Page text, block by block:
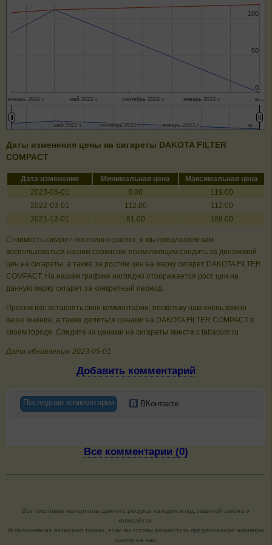
январь 2022 г. май 2022 г. сентябрь 2022 г. январь 2023 г. м…
0
0
50
50
100
100
май 2022 г.
май 2022 г. сентябрь 2022 г.
сентябрь 2022 г. январь 2023 г.
январь 2023 г. м…
м…
Даты изменения цены на сигареты DAKOTA FILTER
COMPACT
Дата изменения Минимальная цена
Максимальная цена
2023-05-01
0.00
119.00
2022-03-01
112.00
112.00
2021-12-01
81.00 108.00
Стоимость сигарет постоянно растет, и мы предлагаем вам
воспользоваться нашим сервисом, позволяющим следить за динамикой
цен на сигареты, а также за ростом цен на марку сигарет DAKOTA FILTER
COMPACT. На нашем графике наглядно отображается рост цен на
данную марку сигарет за конкретный период.
Просим вас оставлять свои комментарии, поскольку нам очень важно
ваше мнение, а также делиться ценами на DAKOTA FILTER COMPACT в
своем городе. Следите за ценами на сигареты вместе с tabacum.ru
Дата обновления: 2023-05-01
Добавить комментарий
Последние комментарии ВКонтакте
Все комментарии (0)
Все текстовые материалы данного ресурса находятся под защитой закона о
копирайтах.
Использование возможно только, если вы готовы разместить предложенную активную
ссылку на нас.